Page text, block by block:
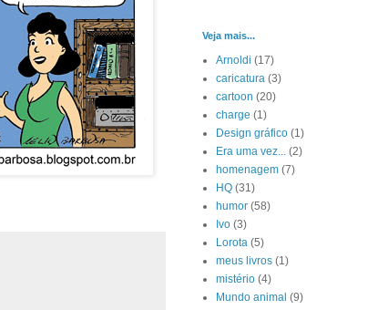
Veja mais...
Arnoldi (17)
caricatura (3)
cartoon (20)
charge (1)
Design gráfico (1)
Era uma vez... (2)
homenagem (7)
HQ (31)
humor (58)
Ivo (3)
Lorota (5)
meus livros (1)
mistério (4)
Mundo animal (9)